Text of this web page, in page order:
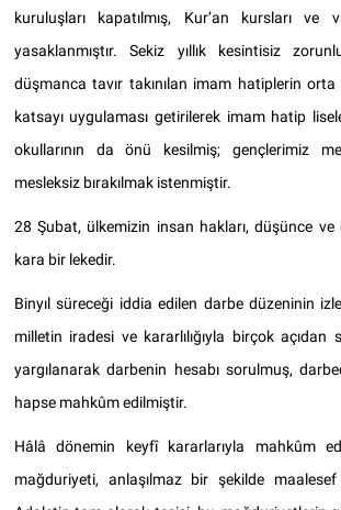
kuruluşları kapatılmış, Kur’an kursları ve
yasaklanmıştır. Sekiz yıllık kesintisiz
düşmanca tavır takınılan imam hatiplerin orta
katsayı uygulaması getirilerek imam hatip
okullarının da önü kesilmiş; gençlerimiz
mesleksiz bırakılmak istenmiştir.
28 Şubat, ülkemizin insan hakları, düşünce
kara bir lekedir.
Binyıl süreceği iddia edilen darbe düzeninin
milletin iradesi ve kararlılığıyla birçok açıdan
yargılanarak darbenin hesabı sorulmuş,
hapse mahkûm edilmiştir.
Hâlâ dönemin keyfî kararlarıyla mahkûm
mağduriyeti, anlaşılmaz bir şekilde